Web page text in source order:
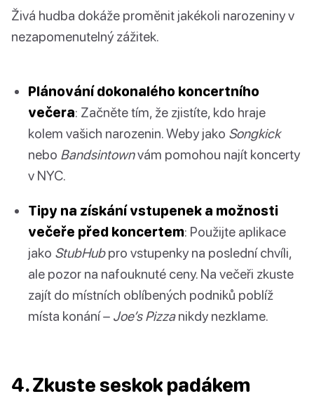
Živá hudba dokáže proměnit jakékoli narozeniny v
nezapomenutelný zážitek.
Plánování dokonalého koncertního
večera: Začněte tím, že zjistíte, kdo hraje
kolem vašich narozenin. Weby jako Songkick
nebo Bandsintownvám pomohou najít koncerty
v NYC.
Tipy na získání vstupenek a možnosti
večeře před koncertem: Použijte aplikace
jako StubHubpro vstupenky na poslední chvíli,
ale pozor na nafouknuté ceny. Na večeři zkuste
zajít do místních oblíbených podniků poblíž
místa konání – Joe’s Pizzanikdy nezklame.
4. Zkuste seskok padákem